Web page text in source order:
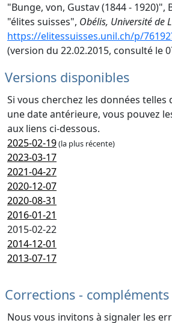
"Bunge, von, Gustav (1844 - 1920)",
"élites suisses", Obélis, Université de
https://elitessuisses.unil.ch/p/
(version du 22.02.2015, consulté le
Versions disponibles
Si vous cherchez les données telles
une date antérieure, vous pouvez
aux liens ci-dessous.
2025-02-19(la plus récente)
2023-03-17
2021-04-27
2020-12-07
2020-08-31
2016-01-21
2015-02-22
2014-12-01
2013-07-17
Corrections - compléments
Nous vous invitons à signaler les